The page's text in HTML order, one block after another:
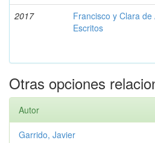
2017
Francisco y Clara de
Escritos
Otras opciones
Autor
Garrido, Javier